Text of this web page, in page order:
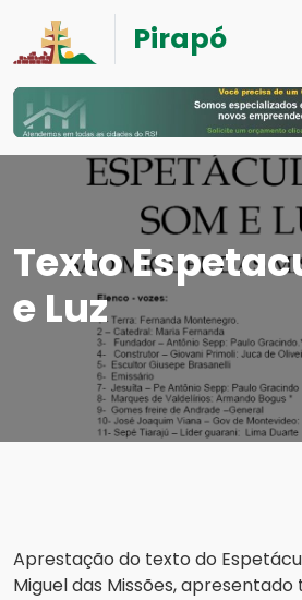
Pirapó
Texto
e Luz
Aprestação do texto do
Miguel das Missões, apresentado